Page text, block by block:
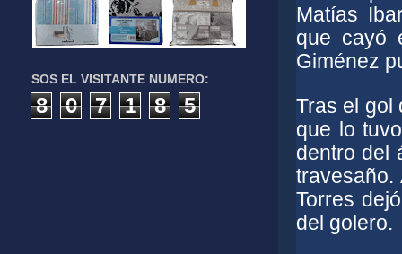
Matías
que cayó
Giménez
Tras el gol
que lo
dentro del
Torres
del golero.
SOS EL VISITANTE NUMERO:
8 0 7 1 8 5